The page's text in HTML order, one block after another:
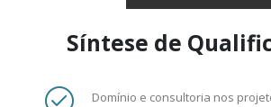
Síntese de
Domínio e consultoria nos